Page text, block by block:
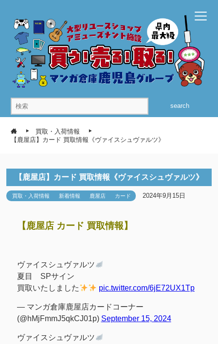
search
買取・入荷情報
【鹿屋店】カード 買取情報《ヴァイスシュヴァルツ》
【鹿屋店】カード 買取情報《ヴァイスシュヴァルツ》
買取・入荷情報 新着情報 鹿屋店 カード 2024年9月15日
【鹿屋店 カード 買取情報】
ヴァイスシュヴァルツ
夏目 SPサイン
買取いたしました
pic.twitter.com/6jE72UX1Tp
— マンガ倉庫鹿屋店カードコーナー
(@hMjFmmJ5qkCJ01p) September 15, 2024
ヴァイスシュヴァルツ